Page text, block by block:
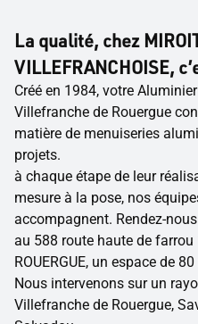
La qualité, chez
VILLEFRANCHOISE,
Créé en 1984, votre
Villefranche de Rouergue
matière de menuiseries
projets.
à chaque étape de leur
mesure à la pose, nos
accompagnent. Rendez-
au 588 route haute de farrou
ROUERGUE, un espace de 80
Nous intervenons sur un
Villefranche de Rouergue,